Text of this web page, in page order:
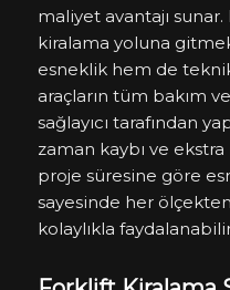
maliyet avantajı
kiralama yoluna
esneklik hem de
araçların tüm bakım
sağlayıcı tarafından
zaman kaybı ve
proje süresine göre
sayesinde her
kolaylıkla